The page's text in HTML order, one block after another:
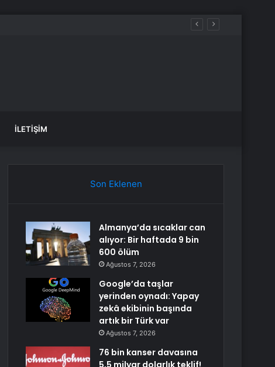
İLETIŞIM
Son Eklenen
Almanya’da sıcaklar can
alıyor: Bir haftada 9 bin
600 ölüm
Ağustos 7, 2026
Google’da taşlar
yerinden oynadı: Yapay
zekâ ekibinin başında
artık bir Türk var
Ağustos 7, 2026
76 bin kanser davasına
5,5 milyar dolarlık teklif!